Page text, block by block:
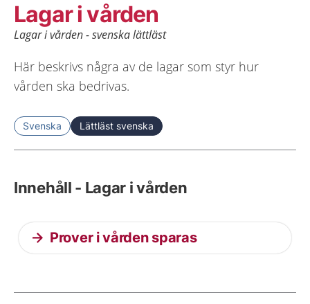
Lagar i vården
Lagar i vården - svenska lättläst
Här beskrivs några av de lagar som styr hur
vården ska bedrivas.
Svenska Lättläst svenska
Innehåll - Lagar i vården
Prover i vården sparas